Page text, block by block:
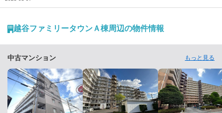
越谷ファミリータウンＡ棟周辺の物件情報
中古マンション もっと見る